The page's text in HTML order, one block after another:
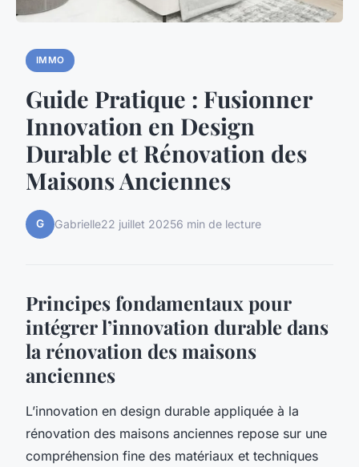
IMMO
Guide Pratique : Fusionner
Innovation en Design
Durable et Rénovation des
Maisons Anciennes
G Gabrielle22 juillet 20256 min de lecture
Principes fondamentaux pour
intégrer l’innovation durable dans
la rénovation des maisons
anciennes
L’innovation en design durable appliquée à la
rénovation des maisons anciennes repose sur une
compréhension fine des matériaux et techniques